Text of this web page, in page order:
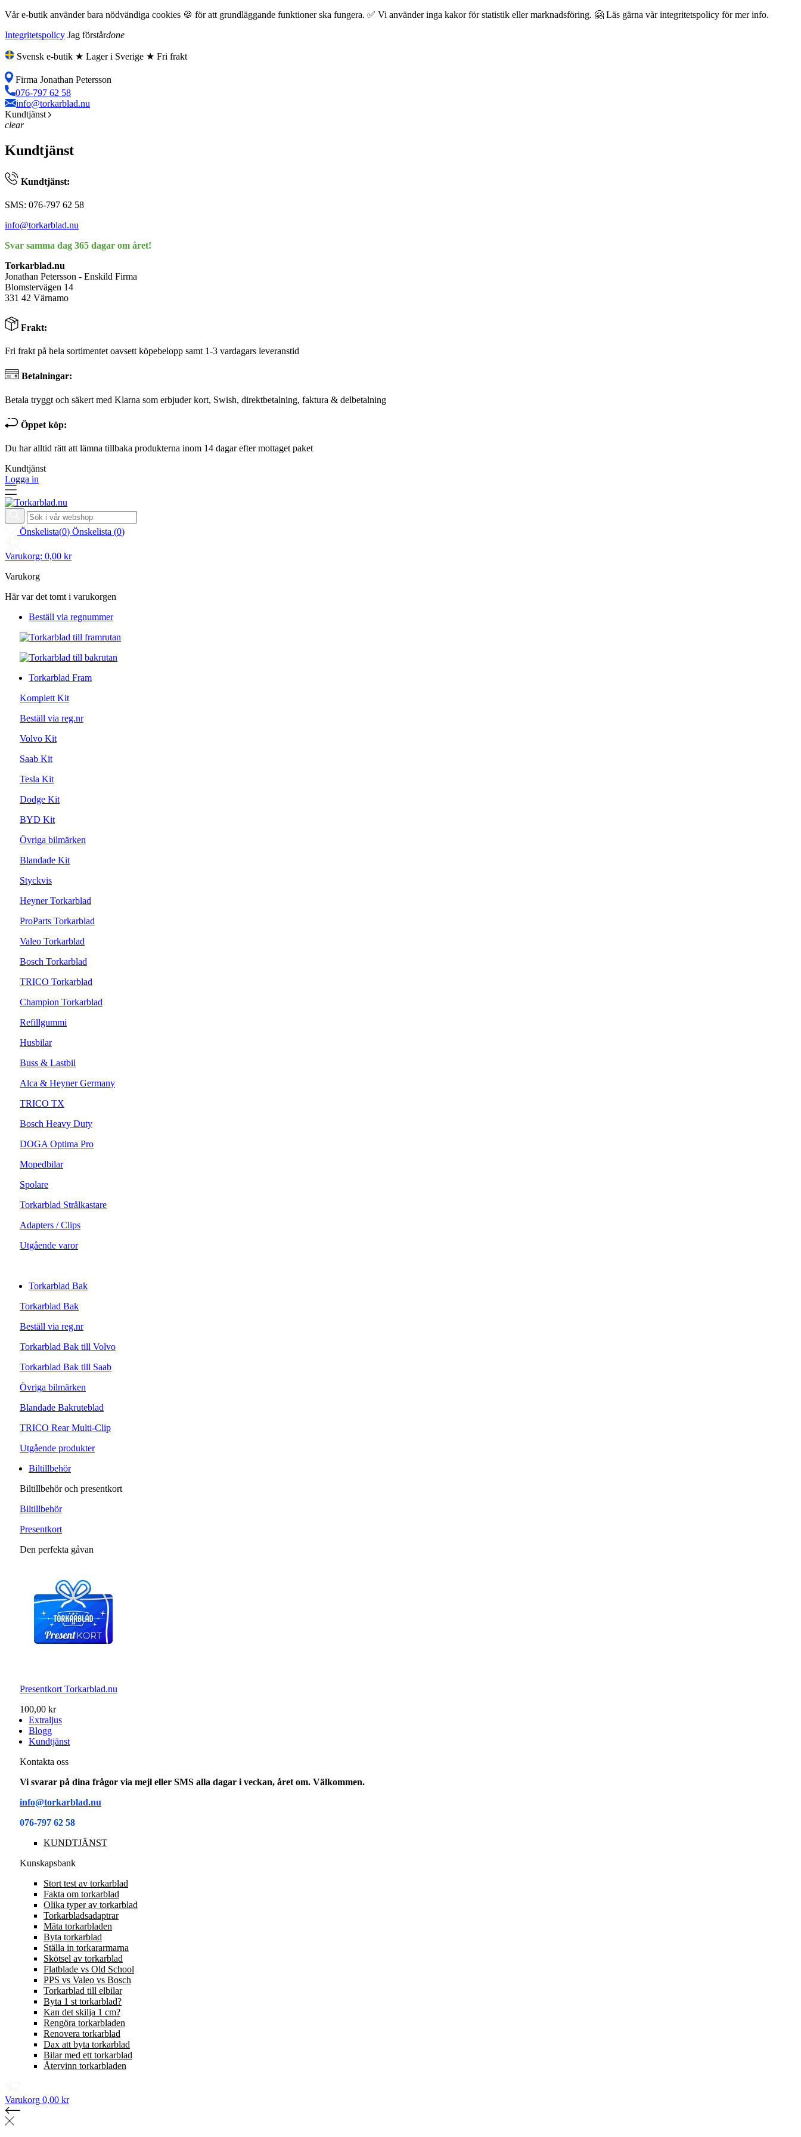
Vår e-butik använder bara nödvändiga cookies 🍪 för att grundläggande funktioner ska fungera. ✅ Vi använder inga kakor för statistik eller marknadsföring. 🤗 Läs gärna vår integritetspolicy för mer info.
Integritetspolicy Jag förstårdone
Svensk e-butik ★ Lager i Sverige ★ Fri frakt
Firma Jonathan Petersson
076-797 62 58
info@torkarblad.nu
Kundtjänst
clear
Kundtjänst
Kundtjänst:
SMS: 076-797 62 58
info@torkarblad.nu
Svar samma dag 365 dagar om året!
Torkarblad.nu
Jonathan Petersson - Enskild Firma
Blomstervägen 14
331 42 Värnamo
Frakt:
Fri frakt på hela sortimentet oavsett köpebelopp samt 1-3 vardagars leveranstid
Betalningar:
Betala tryggt och säkert med Klarna som erbjuder kort, Swish, direktbetalning, faktura & delbetalning
Öppet köp:
Du har alltid rätt att lämna tillbaka produkterna inom 14 dagar efter mottaget paket
Kundtjänst
Logga in
Önskelista(0) Önskelista (0)
Varukorg: 0,00 kr
Varukorg
Här var det tomt i varukorgen
Beställ via regnummer
Torkarblad Fram
Komplett Kit
Beställ via reg.nr
Volvo Kit
Saab Kit
Tesla Kit
Dodge Kit
BYD Kit
Övriga bilmärken
Blandade Kit
Styckvis
Heyner Torkarblad
ProParts Torkarblad
Valeo Torkarblad
Bosch Torkarblad
TRICO Torkarblad
Champion Torkarblad
Refillgummi
Husbilar
Buss & Lastbil
Alca & Heyner Germany
TRICO TX
Bosch Heavy Duty
DOGA Optima Pro
Mopedbilar
Spolare
Torkarblad Strålkastare
Adapters / Clips
Utgående varor
Torkarblad Bak
Torkarblad Bak
Beställ via reg.nr
Torkarblad Bak till Volvo
Torkarblad Bak till Saab
Övriga bilmärken
Blandade Bakruteblad
TRICO Rear Multi-Clip
Utgående produkter
Biltillbehör
Biltillbehör och presentkort
Biltillbehör
Presentkort
Den perfekta gåvan
Presentkort Torkarblad.nu
100,00 kr
Extraljus
Blogg
Kundtjänst
Kontakta oss
Vi svarar på dina frågor via mejl eller SMS alla dagar i veckan, året om. Välkommen.
info@torkarblad.nu
076-797 62 58
KUNDTJÄNST
Kunskapsbank
Stort test av torkarblad
Fakta om torkarblad
Olika typer av torkarblad
Torkarbladsadaptrar
Mäta torkarbladen
Byta torkarblad
Ställa in torkararmarna
Skötsel av torkarblad
Flatblade vs Old School
PPS vs Valeo vs Bosch
Torkarblad till elbilar
Byta 1 st torkarblad?
Kan det skilja 1 cm?
Rengöra torkarbladen
Renovera torkarblad
Dax att byta torkarblad
Bilar med ett torkarblad
Återvinn torkarbladen
Varukorg 0,00 kr